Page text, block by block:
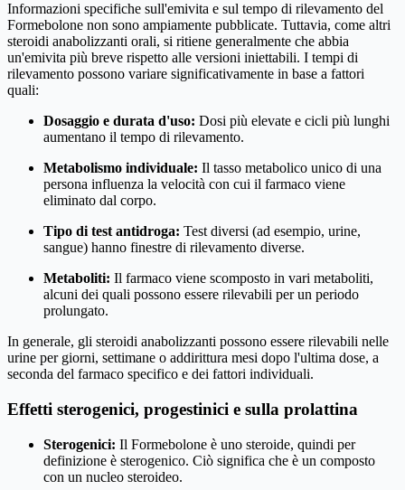
Informazioni specifiche sull'emivita e sul tempo di rilevamento del
Formebolone non sono ampiamente pubblicate. Tuttavia, come altri
steroidi anabolizzanti orali, si ritiene generalmente che abbia
un'emivita più breve rispetto alle versioni iniettabili. I tempi di
rilevamento possono variare significativamente in base a fattori
quali:
Dosaggio e durata d'uso: Dosi più elevate e cicli più lunghi
aumentano il tempo di rilevamento.
Metabolismo individuale: Il tasso metabolico unico di una
persona influenza la velocità con cui il farmaco viene
eliminato dal corpo.
Tipo di test antidroga: Test diversi (ad esempio, urine,
sangue) hanno finestre di rilevamento diverse.
Metaboliti: Il farmaco viene scomposto in vari metaboliti,
alcuni dei quali possono essere rilevabili per un periodo
prolungato.
In generale, gli steroidi anabolizzanti possono essere rilevabili nelle
urine per giorni, settimane o addirittura mesi dopo l'ultima dose, a
seconda del farmaco specifico e dei fattori individuali.
Effetti sterogenici, progestinici e sulla prolattina
Sterogenici: Il Formebolone è uno steroide, quindi per
definizione è sterogenico. Ciò significa che è un composto
con un nucleo steroideo.